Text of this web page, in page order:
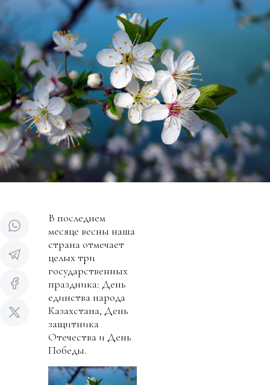
В последнем
месяце весны наша
страна отмечает
целых три
государственных
праздника: День
единства народа
Казахстана, День
защитника
Отечества и День
Победы.